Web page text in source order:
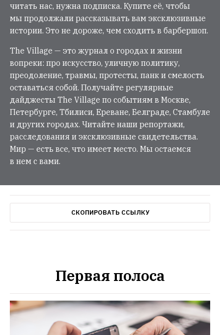
читать нас, нужна подписка. Купите её, чтобы
мы продолжали рассказывать вам эксклюзивные
истории. Это не дороже, чем сходить в барбершоп.
The Village — это журнал о городах и жизни
вопреки: про искусство, уличную политику,
преодоление, травмы, протесты, панк и смелость
оставаться собой. Получайте регулярные
дайджесты The Village по событиям в Москве,
Петербурге, Тбилиси, Ереване, Белграде, Стамбуле
и других городах. Читайте наши репортажи,
расследования и эксклюзивные свидетельства.
Мир — есть все, что имеет место. Мы остаемся
в нем с вами.
СКОПИРОВАТЬ ССЫЛКУ
Первая полоса